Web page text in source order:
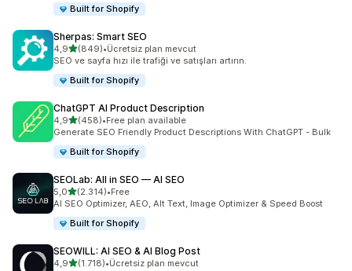
Built for Shopify
Sherpas: Smart SEO
4,95 yıldız üzerinden
(849)
toplam 849 değerlendirme
•Ücretsiz plan mevcut
SEO ve sayfa hızı ile trafiği ve satışları artırın.
Built for Shopify
ChatGPT AI Product Description
4,95 yıldız üzerinden
(458)
toplam 458 değerlendirme
•Free plan available
Generate SEO Friendly Product Descriptions With ChatGPT - Bulk
Built for Shopify
SEOLab: All in SEO — AI SEO
5,05 yıldız üzerinden
(2.314)
toplam 2314 değerlendirme
•Free
AI SEO Optimizer, AEO, Alt Text, Image Optimizer & Speed Boost
Built for Shopify
SEOWILL: AI SEO & AI Blog Post
4,95 yıldız üzerinden
(1.718)
toplam 1718 değerlendirme
•Ücretsiz plan mevcut